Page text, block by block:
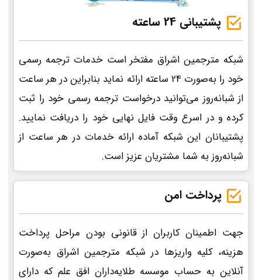
پشتیبانی 24 ساعته
شبکه مترجمین اشراق مفتخر است خدمات ترجمه رسمی
خود را به‌صورت 24 ساعته ارائه نماید بنابراین در هر ساعت
از شبانه‌روز می‌توانید درخواست ترجمه رسمی خود را ثبت
کرده و در اسرع وقت فایل نهایی خود را دریافت نمایید.
پشتیبانان این شبکه آماده ارائه خدمات در هر ساعت از
شبانه‌روز به شما مشتریان عزیز است.
پرداخت امن
جهت اطمینان کاربران از قانونی بودن مراحل پرداخت
هزینه، کلیه واریزها در شبکه مترجمین اشراق به‌صورت
آنلاین به حساب موسسه طلایه‌داران افق علم که دارای